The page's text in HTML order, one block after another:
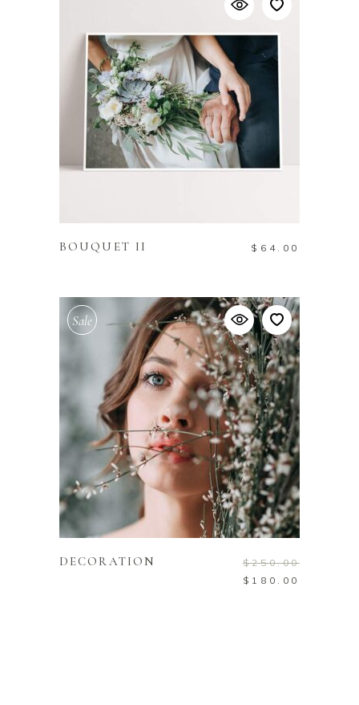
BOUQUET II $ 64.00
Sale
ADD TO CART
DECORATION $250.00
$ 180.00